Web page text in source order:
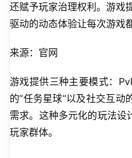
还赋予玩家治理权利。游戏
驱动的动态体验让每次游戏
来源：官网
游戏提供三种主要模式：
的”任务星球”以及社交互动
需求。这种多元化的玩法设
玩家群体。